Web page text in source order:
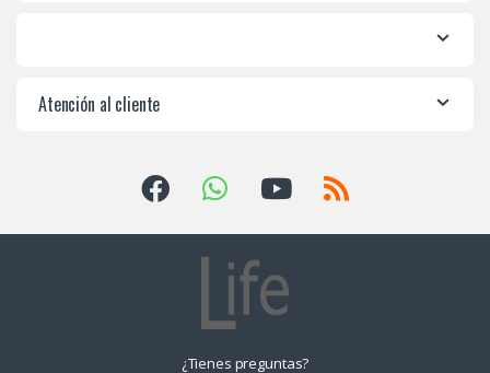
Atención al cliente
¿Tienes preguntas?